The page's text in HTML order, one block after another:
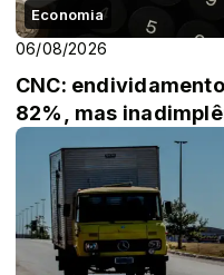
Economia
06/08/2026
CNC:
82%, mas